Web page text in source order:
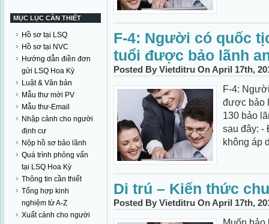
MỤC LỤC CẦN THIẾT
Hồ sơ tại LSQ
Hồ sơ tại NVC
Hướng dẫn điền đơn
gửi LSQ Hoa Kỳ
Luật & Văn bản
Mẫu thư mời PV
Mẫu thư-Email
Nhập cảnh cho người
định cư
Nộp hồ sơ bảo lãnh
Quá trình phỏng vấn
tại LSQ Hoa Kỳ
Thông tin cần thiết
Tổng hợp kinh
nghiệm từ A-Z
Xuất cảnh cho người
F-4: Người có quốc
tuổi được bảo lãnh
Posted By Vietditru On April 17th,
F-4:
được bảo
130 bảo
sau đây: -
không áp
Di trú – Kiến thức
Posted By Vietditru On April 17th,